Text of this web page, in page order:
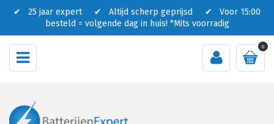
✔ 25 jaar expert ✔ Altijd scherp geprijsd ✔ Voor 15:00
besteld = volgende dag in huis! *Mits voorradig
0